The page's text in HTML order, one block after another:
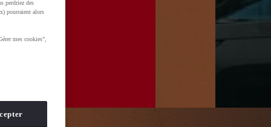
perdriez des
pourraient alors
mes cookies",